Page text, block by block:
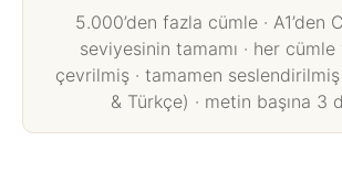
5.000’den fazla cümle · A1’den
seviyesinin tamamı · her
çevrilmiş · tamamen
& Türkçe) · metin başına 3